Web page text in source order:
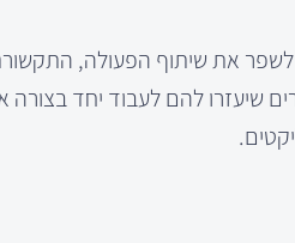
לשפר את שיתוף הפעולה,
שיעזרו להם לעבוד יחד בצורה